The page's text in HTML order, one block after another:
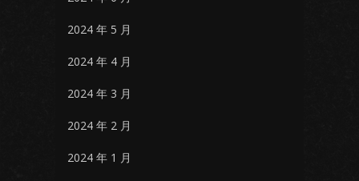
2024 年 5 月
2024 年 4 月
2024 年 3 月
2024 年 2 月
2024 年 1 月